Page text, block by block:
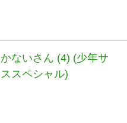
ないさん (4) (少年サ
スペシャル)